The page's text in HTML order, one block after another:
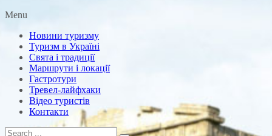
Menu
Новини туризму
Туризм в Україні
Свята і традиції
Маршрути і локації
Гастротури
Тревел-лайфхаки
Відео туристів
Контакти